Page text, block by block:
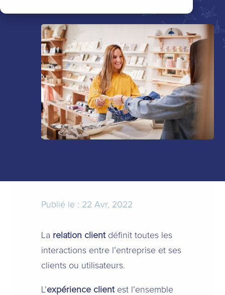
Publié le : 22 Avr, 2022
La relation clientdéfinit toutes les
interactions entre l’entreprise et ses
clients ou utilisateurs.
L’expérience clientest l’ensemble